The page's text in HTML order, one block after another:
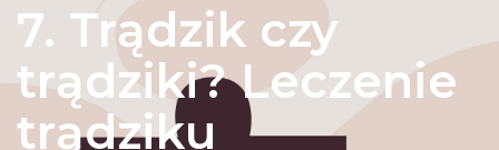
7. Trądzik czy
trądziki? Leczenie
trądziku